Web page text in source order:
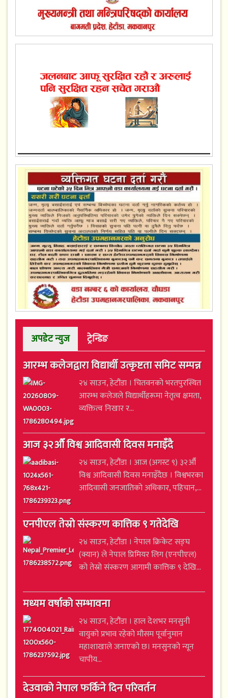
अपडेट न्युज ट्रेन्डिङ
आरम्भ कलेजद्वारा विद्यार्थी उत्कृष्टता समिट सम्पन्न
२४ साउन, हेटौंडा । चितवनको भरतपुरस्थित
आरम्भ कलेजले विद्यार्थीहरूमा नेतृत्व क्षमता,
व्यक्तित्व निखार र...
आज ३२औँ विश्व आदिवासी दिवस मनाइँदै
२४ साउन, हेटौंडा । आज (अगस्ट ९) ३२औँ
विश्व आदिवासी दिवस मनाइँदैछ । विश्वभरका
आदिवासी जनजातिको अधिकार, पहिचान,...
एनपीएल तेस्रो संस्करण कात्तिक ९ गतेदेखि
२४ साउन, हेटौंडा । नेपाल क्रिकेट सङ्घ
(क्यान) ले नेपाल प्रिमियर लिग (एनपीएल)
को तेस्रो संस्करण आगामी कात्तिक ९ देखि...
मध्यम वर्षाको सम्भावना
२४ साउन, हेटौंडा । हाल देशभर मनसुनी
वायुको प्रभाव रहेको मौसम पूर्वानुमान
महाशाखाले जनाएको छ। मनसुनको न्यून
चापीय...
देउवाको नेपाल फर्किने दिन परिवर्तन